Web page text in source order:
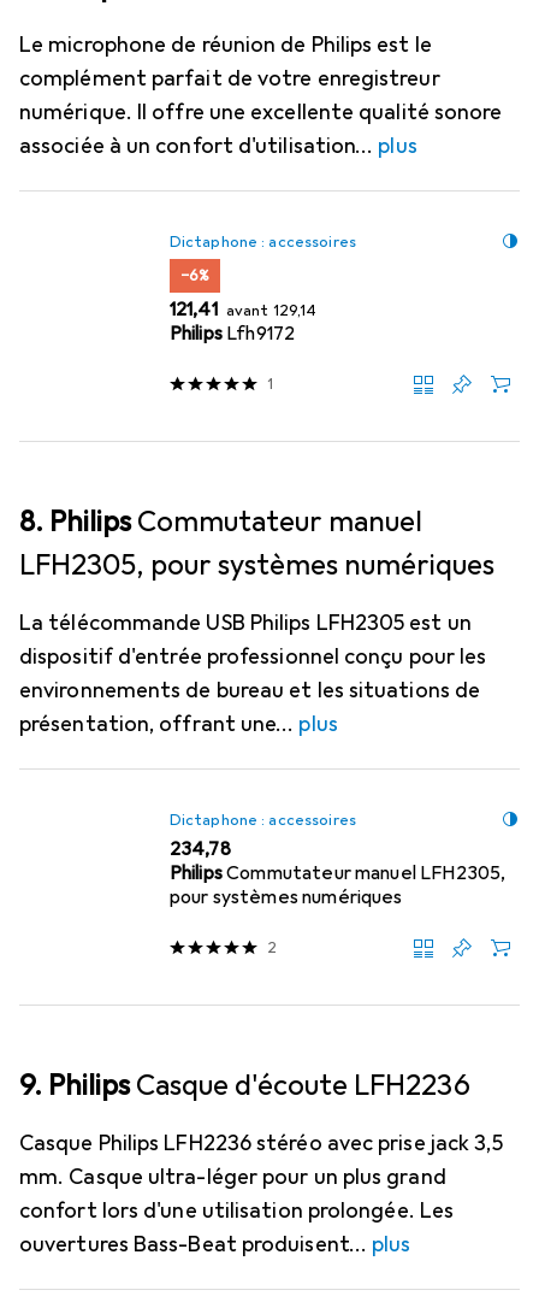
Le microphone de réunion de Philips est le
complément parfait de votre enregistreur
numérique. Il offre une excellente qualité sonore
associée à un confort d'utilisation
plus
Dictaphone : accessoires
−6%
EUR
121,41 avant EUR
129,14
Philips Lfh9172
1
8. PhilipsCommutateur manuel
LFH2305, pour systèmes numériques
La télécommande USB Philips LFH2305 est un
dispositif d'entrée professionnel conçu pour les
environnements de bureau et les situations de
présentation, offrant une
plus
Dictaphone : accessoires
EUR
234,78
PhilipsCommutateur manuel LFH2305,
pour systèmes numériques
2
9. PhilipsCasque d'écoute LFH2236
Casque Philips LFH2236 stéréo avec prise jack 3,5
mm. Casque ultra-léger pour un plus grand
confort lors d'une utilisation prolongée. Les
ouvertures Bass-Beat produisent
plus